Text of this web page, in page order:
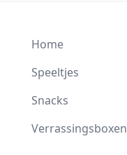
Home
Speeltjes
Snacks
Verrassingsboxen